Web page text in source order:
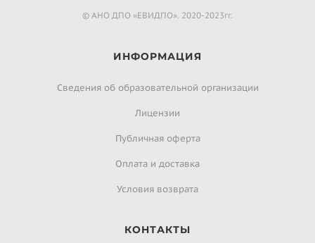
© АНО ДПО «ЕВИДПО». 2020-2023гг.
ИНФОРМАЦИЯ
Сведения об образовательной организации
Лицензии
Публичная оферта
Оплата и доставка
Условия возврата
КОНТАКТЫ